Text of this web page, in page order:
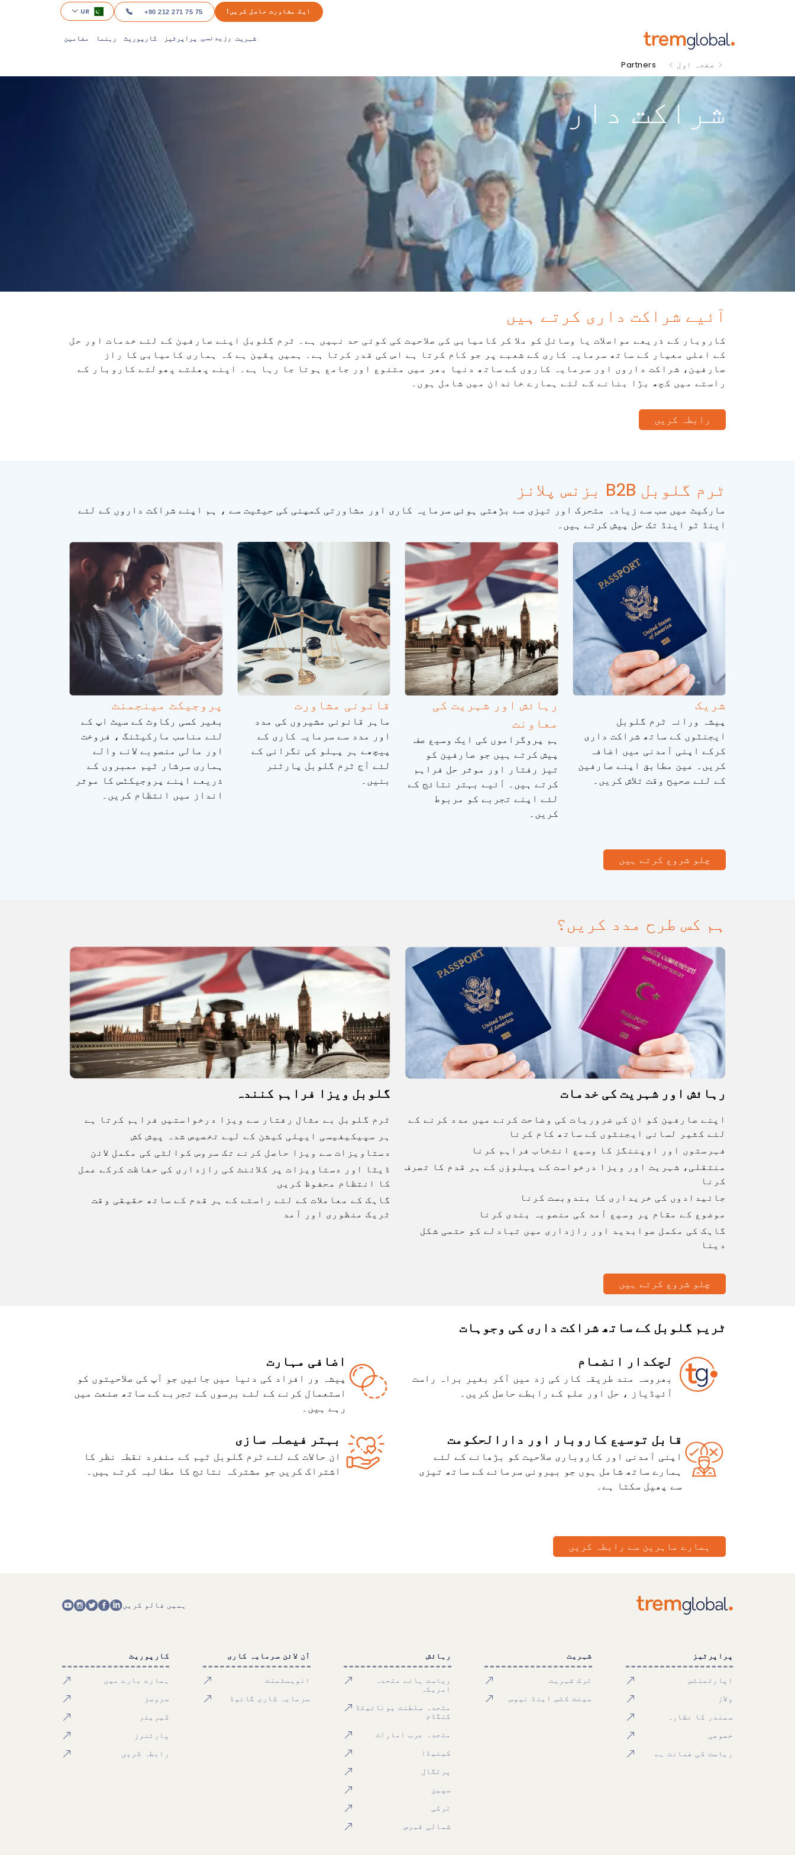
ایک مشاورت حاصل کریں! +90 212 271 75 75
UR
شہریت رزیدنسی پراپرٹیز کارپوریٹ رہنما مضامین
صفحہ اول Partners
شراکت دار
آئیے شراکت داری کرتے ہیں
کاروبار کے ذریعے مواصلات یا وسائل کو ملا کر کامیابی کی صلاحیت کی کوئی حد نہیں ہے۔ ٹرم گلوبل اپنے صارفین کے لئے خدمات اور حل
کے اعلی معیار کے ساتھ سرمایہ کاری کے شعبے پر جو کام کرتا ہے اس کی قدر کرتا ہے۔ ہمیں یقین ہے کہ ہماری کامیابی کا راز
صارفین، شراکت داروں اور سرمایہ کاروں کے ساتھ دنیا بھر میں متنوع اور جامع ہوتا جا رہا ہے۔ اپنے پھلتے پھولتے کاروبار کے
راستے میں کچھ بڑا بنانے کے لئے ہمارے خاندان میں شامل ہوں۔
رابطہ کریں
ٹرم گلوبل B2B بزنس پلانز
مارکیٹ میں سب سے زیادہ متحرک اور تیزی سے بڑھتی ہوئی سرمایہ کاری اور مشاورتی کمپنی کی حیثیت سے ، ہم اپنے شراکت داروں کے لئے
اینڈ ٹو اینڈ تک حل پیش کرتے ہیں۔
شریک
پیشہ ورانہ ٹرم گلوبل
ایجنٹوں کے ساتھ شراکت داری
کرکے اپنی آمدنی میں اضافہ
کریں۔ عین مطابق اپنے صارفین
کے لئے صحیح وقت تلاش کریں۔
رہائش اور شہریت کی
معاونت
ہم پروگراموں کی ایک وسیع صف
پیش کرتے ہیں جو صارفین کو
تیز رفتار اور موثر حل فراہم
کرتے ہیں۔ آئیے بہتر نتائج کے
لئے اپنے تجربے کو مربوط
کریں۔
قانونی مشاورت
ماہر قانونی مشیروں کی مدد
اور مدد سے سرمایہ کاری کے
پیچھے ہر پہلو کی نگرانی کے
لئے آج ٹرم گلوبل پارٹنر
بنیں۔
پروجیکٹ مینجمنٹ
بغیر کسی رکاوٹ کے سیٹ اپ کے
لئے مناسب مارکیٹنگ ، فروخت
اور مالی منصوبے لانے والے
ہماری سرشار ٹیم ممبروں کے
ذریعے اپنے پروجیکٹس کا موثر
انداز میں انتظام کریں۔
چلو شروع کرتے ہیں
ہم کس طرح مدد کریں؟
رہائش اور شہریت کی خدمات
اپنے صارفین کو ان کی ضروریات کی وضاحت کرنے میں مدد کرنے کے
لئے کثیر لسانی ایجنٹوں کے ساتھ کام کرنا
فہرستوں اور اوپننگز کا وسیع انتخاب فراہم کرنا
منتقلی، شہریت اور ویزا درخواست کے پہلوؤں کے ہر قدم کا تصرف
کرنا
جائیدادوں کی خریداری کا بندوبست کرنا
موضوع کے مقام پر وسیع آمد کی منصوبہ بندی کرنا
گاہک کی مکمل صوابدید اور رازداری میں تبادلے کو حتمی شکل
دینا
گلوبل ویزا فراہم کنندہ
ٹرم گلوبل بے مثال رفتار سے ویزا درخواستیں فراہم کرتا ہے
ہر سپیکیفیسی ایپلی کیشن کے لیے تخصیص شدہ پیش کش
دستاویزات سے ویزا حاصل کرنے تک سروس کوالٹی کی مکمل لائن
ڈیٹا اور دستاویزات پر کلائنٹ کی رازداری کی حفاظت کرکے عمل
کا انتظام محفوظ کریں
گاہک کے معاملات کے لئے راستے کے ہر قدم کے ساتھ حقیقی وقت
ٹریک منظوری اور آمد
چلو شروع کرتے ہیں
ٹریم گلوبل کے ساتھ شراکت داری کی وجوہات
لچکدار انضمام
بھروسہ مند طریقہ کار کی زد میں آکر بغیر براہ راست
آئیڈیاز ، حل اور علم کے رابطے حاصل کریں۔
اضافی مہارت
پیشہ ور افراد کی دنیا میں جائیں جو آپ کی صلاحیتوں کو
استعمال کرنے کے لئے برسوں کے تجربے کے ساتھ صنعت میں
رہے ہیں۔
قابل توسیع کاروبار اور دارالحکومت
اپنی آمدنی اور کاروباری صلاحیت کو بڑھانے کے لئے
ہمارے ساتھ شامل ہوں جو بیرونی سرمائے کے ساتھ تیزی
سے پھیل سکتا ہے۔
بہتر فیصلہ سازی
ان حالات کے لئے ٹرم گلوبل ٹیم کے منفرد نقطہ نظر کا
اشتراک کریں جو مشترکہ نتائج کا مطالبہ کرتے ہیں۔
ہمارے ماہرین سے رابطہ کریں
ہمیں فالو کریں
پراپرٹیز
اپارٹمنٹس
ولاز
سمندر کا نظارہ
خصوصی
ریاست کی ضمانت ہے
شہریت
ترک شہریت
سینٹ کٹس اینڈ نیوس
رہائش
ریاست ہائے متحدہ
امریکہ
متحدہ سلطنت یونائیٹڈ
کنگڈم
متحدہ عرب امارات
کینیڈا
پرتگال
سپین
ترکی
شمالی قبرص
آن لائن سرمایہ کاری
انویسٹمنٹ
سرمایہ کاری گائیڈ
کارپوریٹ
ہمارے بارے میں
سروسز
کیریئر
پارٹنرز
رابطہ کریں